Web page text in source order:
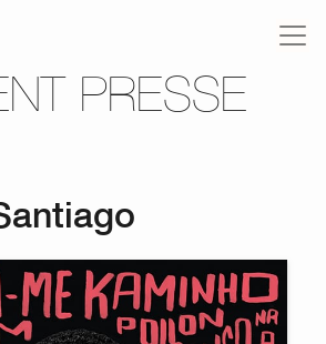
PRESSE